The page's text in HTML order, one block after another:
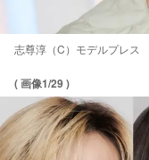
志尊淳（C）モデルプレス
( 画像1/29 )